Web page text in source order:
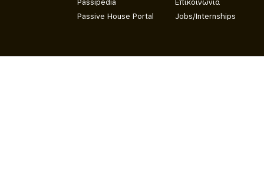
Passipedia
Passive House Portal
Επικοινωνία
Jobs/Internships